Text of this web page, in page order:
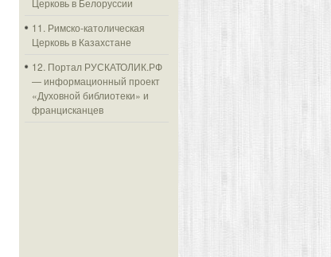
Церковь в Белоруссии
11. Римско-католическая
Церковь в Казахстане
12. Портал РУСКАТОЛИК.РФ
— информационный проект
«Духовной библиотеки» и
францисканцев